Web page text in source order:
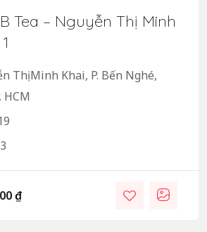
Tea – Nguyễn Thị Minh
Thị Minh Khai, P. Bến Nghé,
HCM
₫